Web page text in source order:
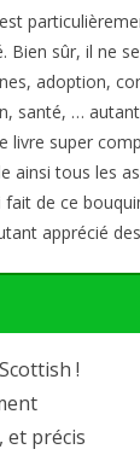
Bien sûr, il ne
adoption,
santé, …
livre super
ainsi tous les
fait de ce
apprécié
!
et précis